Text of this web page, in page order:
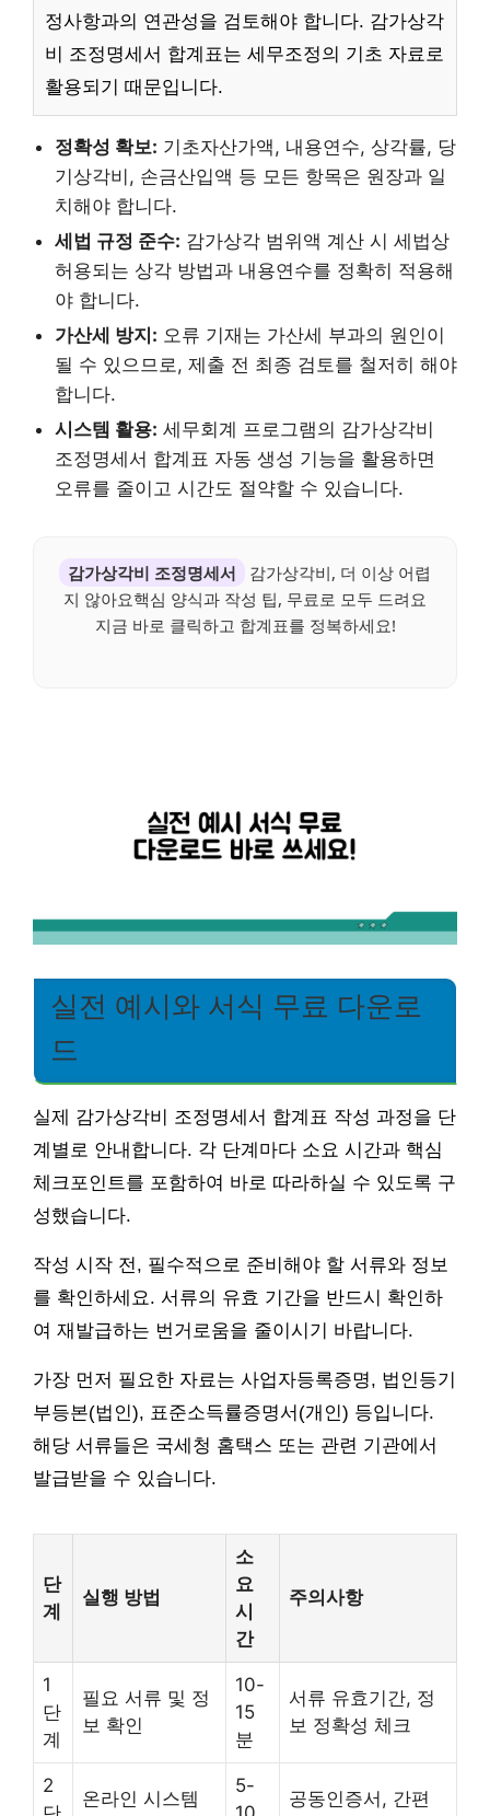
정사항과의 연관성을 검토해야 합니다. 감가상각
비 조정명세서 합계표는 세무조정의 기초 자료로
활용되기 때문입니다.
정확성 확보: 기초자산가액, 내용연수, 상각률, 당
기상각비, 손금산입액 등 모든 항목은 원장과 일
치해야 합니다.
세법 규정 준수: 감가상각 범위액 계산 시 세법상
허용되는 상각 방법과 내용연수를 정확히 적용해
야 합니다.
가산세 방지: 오류 기재는 가산세 부과의 원인이
될 수 있으므로, 제출 전 최종 검토를 철저히 해야
합니다.
시스템 활용: 세무회계 프로그램의 감가상각비
조정명세서 합계표 자동 생성 기능을 활용하면
오류를 줄이고 시간도 절약할 수 있습니다.
감가상각비 조정명세서
감가상각비, 더 이상 어렵
지 않아요핵심 양식과 작성 팁, 무료로 모두 드려요
지금 바로 클릭하고 합계표를 정복하세요!
실전 예시와 서식 무료 다운로
드
실제 감가상각비 조정명세서 합계표 작성 과정을 단
계별로 안내합니다. 각 단계마다 소요 시간과 핵심
체크포인트를 포함하여 바로 따라하실 수 있도록 구
성했습니다.
작성 시작 전, 필수적으로 준비해야 할 서류와 정보
를 확인하세요. 서류의 유효 기간을 반드시 확인하
여 재발급하는 번거로움을 줄이시기 바랍니다.
가장 먼저 필요한 자료는 사업자등록증명, 법인등기
부등본(법인), 표준소득률증명서(개인) 등입니다.
해당 서류들은 국세청 홈택스 또는 관련 기관에서
발급받을 수 있습니다.
단
계
실행 방법
소
요
시
간
주의사항
1
단
계
필요 서류 및 정
보 확인
10-
15
분
서류 유효기간, 정
보 정확성 체크
2
온라인 시스템
5-
공동인증서, 간편